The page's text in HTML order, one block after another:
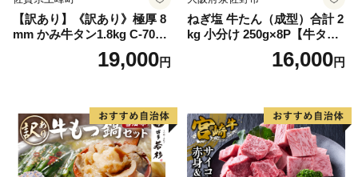
【訳あり】《訳あり》極厚 8
mm かみ牛タン1.8kg C-709-
19,000円
ねぎ塩 牛たん（成型）合計 2
kg 小分け 250g×8P【牛タン
牛肉 焼肉用 薄切り 訳あり サ
16,000円